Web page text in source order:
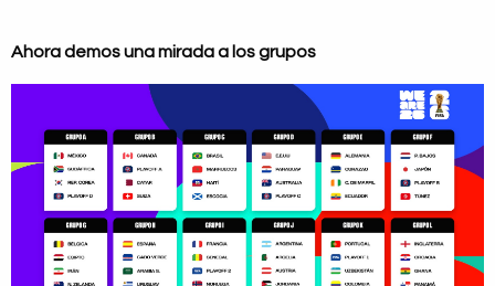
Ahora demos una mirada a los grupos